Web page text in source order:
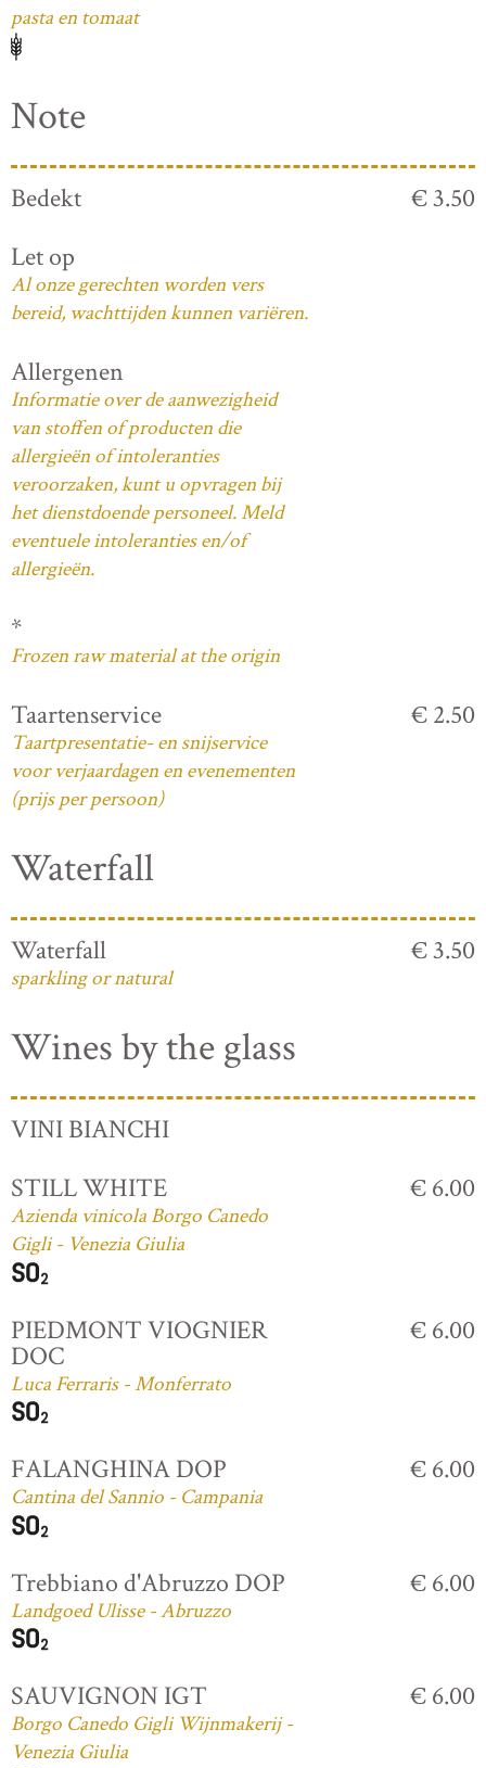
pasta en tomaat
Note
Bedekt
€ 3.50
Let op
Al onze gerechten worden vers
bereid, wachttijden kunnen variëren.
Allergenen
Informatie over de aanwezigheid
van stoffen of producten die
allergieën of intoleranties
veroorzaken, kunt u opvragen bij
het dienstdoende personeel. Meld
eventuele intoleranties en/of
allergieën.
*
Frozen raw material at the origin
Taartenservice
Taartpresentatie- en snijservice
voor verjaardagen en evenementen
(prijs per persoon)
€ 2.50
Waterfall
Waterfall
sparkling or natural
€ 3.50
Wines by the glass
VINI BIANCHI
STILL WHITE
Azienda vinicola Borgo Canedo
Gigli - Venezia Giulia
€ 6.00
PIEDMONT VIOGNIER
DOC
Luca Ferraris - Monferrato
€ 6.00
FALANGHINA DOP
Cantina del Sannio - Campania
€ 6.00
Trebbiano d'Abruzzo DOP
Landgoed Ulisse - Abruzzo
€ 6.00
SAUVIGNON IGT
Borgo Canedo Gigli Wijnmakerij -
Venezia Giulia
€ 6.00